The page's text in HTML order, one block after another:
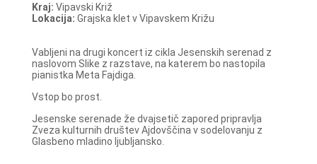
Kraj: Vipavski Križ
Lokacija: Grajska klet v Vipavskem Križu
Vabljeni na drugi koncert iz cikla Jesenskih serenad z
naslovom Slike z razstave, na katerem bo nastopila
pianistka Meta Fajdiga.
Vstop bo prost.
Jesenske serenade že dvajsetič zapored pripravlja
Zveza kulturnih društev Ajdovščina v sodelovanju z
Glasbeno mladino ljubljansko.